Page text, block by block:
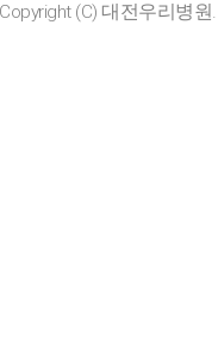
Copyright (C) 대전우리병원